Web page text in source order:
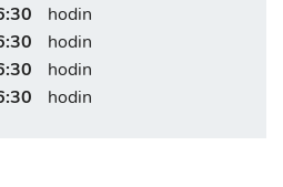
hodin
hodin
hodin
hodin